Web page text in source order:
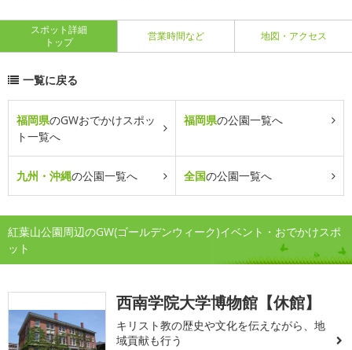
スポット詳細
トップ
営業時間など 地図・アクセス
一覧に戻る
福岡県のGWおでかけスポッ
ト一覧へ
福岡県の公園一覧へ
九州・沖縄の公園一覧へ 全国の公園一覧へ
紅葉山公園周辺のGW(ゴールデンウィーク)イベント・おでかけスポ
ット
西南学院大学博物館【休館】
キリスト教の歴史や文化を伝えながら、地
域貢献も行う